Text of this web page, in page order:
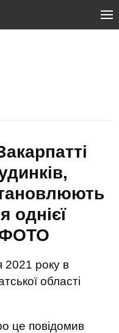
однієї
2021 року в
області
це повідомив